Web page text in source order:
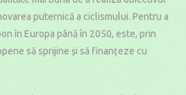
puternică a ciclismului. Pentru a
în Europa până în 2050, este, prin
să sprijine și să finanțeze cu